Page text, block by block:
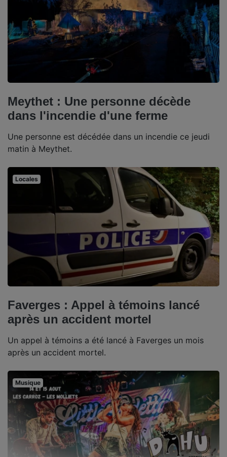
Meythet : Une personne décède
dans l'incendie d'une ferme
Une personne est décédée dans un incendie ce jeudi
matin à Meythet.
Locales
Faverges : Appel à témoins lancé
après un accident mortel
Un appel à témoins a été lancé à Faverges un mois
après un accident mortel.
Musique